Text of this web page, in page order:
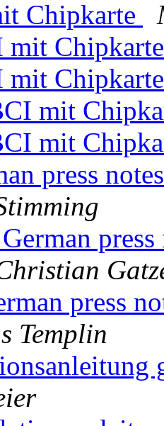
Chipkarte
mit
mit
mit
mit
press
press
Templin